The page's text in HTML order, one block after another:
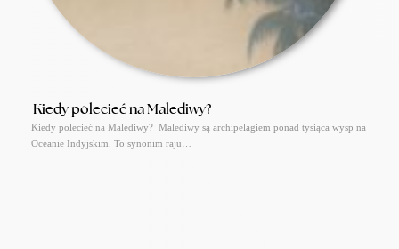
Kiedy polecieć na Malediwy?
Kiedy polecieć na Malediwy? Malediwy są archipelagiem ponad tysiąca wysp na
Oceanie Indyjskim. To synonim raju…